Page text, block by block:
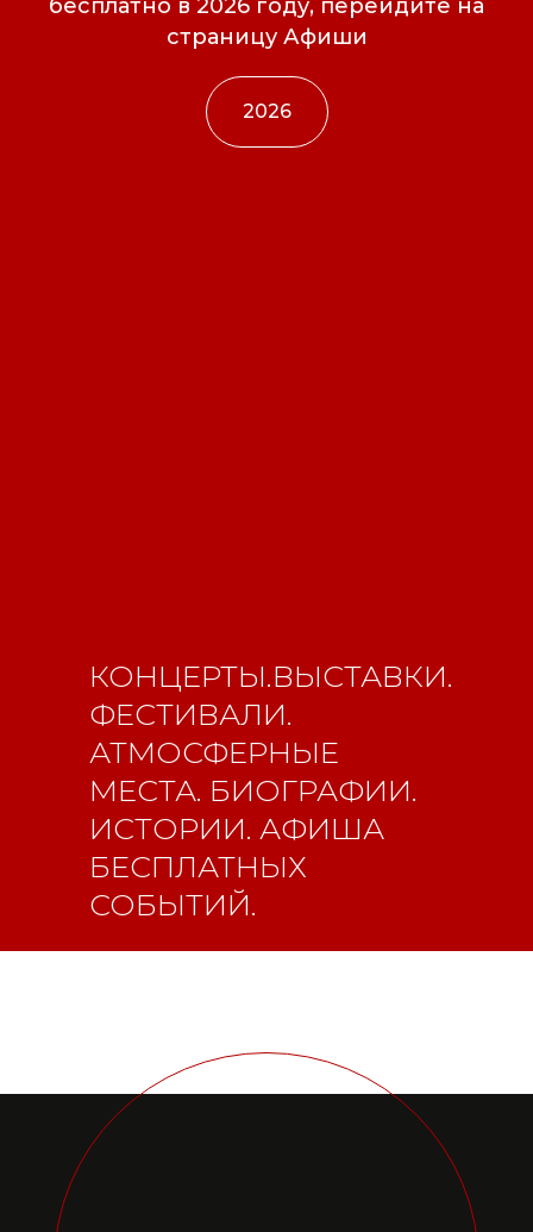
бесплатно в 2026 году, перейдите на
страницу Афиши
2026
КОНЦЕРТЫ.ВЫСТАВКИ.
ФЕСТИВАЛИ.
АТМОСФЕРНЫЕ
МЕСТА. БИОГРАФИИ.
ИСТОРИИ. АФИША
БЕСПЛАТНЫХ
СОБЫТИЙ.
Youtube
16+